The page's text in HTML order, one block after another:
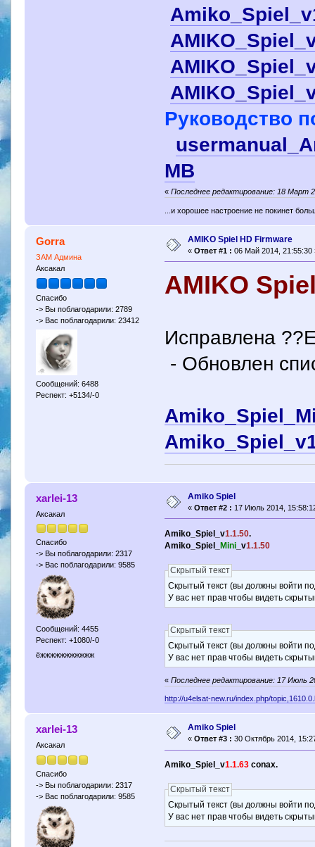
Руководство
МВ
«Последнее редактирование: 18 Март
...и хорошее настроение не покинет
Gorra
ЗАМ Админа
Аксакал
Спасибо
-> Вы поблагодарили: 2789
-> Вас поблагодарили: 23412
Сообщений: 6488
Респект: +5134/-0
AMIKO Spiel HD Firmware
« Ответ #1 : 06 Май 2014, 21:55:30
AMIKO
Исправлена
- Обновлен
xarlei-13
Аксакал
Спасибо
-> Вы поблагодарили: 2317
-> Вас поблагодарили: 9585
Сообщений: 4455
Респект: +1080/-0
ёжжжжжжжжжжж
Amiko Spiel
« Ответ #2 : 17 Июль 2014,
Amiko_Spiel_v1.1.50.
Amiko_Spiel_
Mini _v1.1.50
Скрытый текст
Скрытый текст (вы должны войти
У вас нет прав чтобы видеть
Скрытый текст
Скрытый текст (вы должны войти
У вас нет прав чтобы видеть
«Последнее редактирование: 17 Июль
http://u4elsat-new.ru/index.php/
xarlei-13
Аксакал
Спасибо
-> Вы поблагодарили: 2317
-> Вас поблагодарили: 9585
Amiko Spiel
« Ответ #3 : 30 Октябрь 2014,
Amiko_Spiel_v1.1.63conax.
Скрытый текст
Скрытый текст (вы должны войти
У вас нет прав чтобы видеть